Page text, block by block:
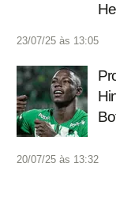
23/07/25 às 13:05
20/07/25 às 13:32